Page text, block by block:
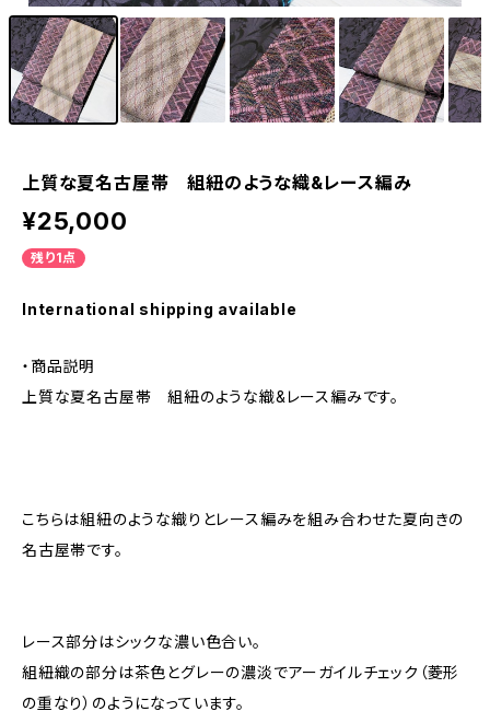
上質な夏名古屋帯 組紐のような織&レース編み
¥25,000
残り1点
International shipping available
・商品説明
上質な夏名古屋帯 組紐のような織&レース編みです。
こちらは組紐のような織りとレース編みを組み合わせた夏向きの
名古屋帯です。
レース部分はシックな濃い色合い。
組紐織の部分は茶色とグレーの濃淡でアーガイルチェック（菱形
の重なり）のようになっています。